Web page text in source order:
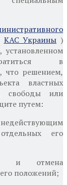
КАС Украины )
в
что решением,
властных
свободы или
путем:
его
и отмена
положений;